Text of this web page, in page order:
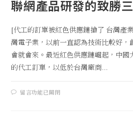
聯網產品研發的致勝
[代工的訂單被紅色供應鏈搶了 台灣產
灣電子業，以前一直認為技術比較好，
會就會來。最近紅色供應鏈崛起，中國
的代工訂單，以低於台灣廠商...
留言功能已關閉